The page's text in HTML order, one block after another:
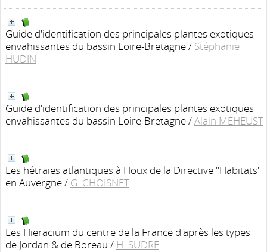
Guide d'identification des principales plantes exotiques
envahissantes du bassin Loire-Bretagne/ Stéphanie
HUDIN
Guide d'identification des principales plantes exotiques
envahissantes du bassin Loire-Bretagne/Alain MEHEUST
Les hétraies atlantiques à Houx de la Directive "Habitats"
en Auvergne/ G. CHOISNET
Les Hieracium du centre de la France d'après les types
de Jordan & de Boreau / H. SUDRE